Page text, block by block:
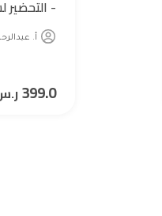
Security+ العالمية
أ.
399.0